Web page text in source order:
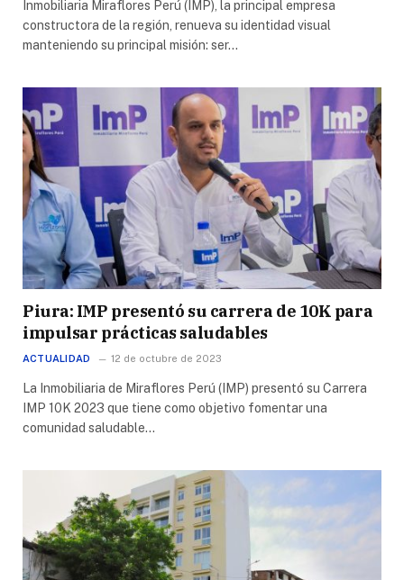
Inmobiliaria Miraflores Perú (IMP), la principal empresa
constructora de la región, renueva su identidad visual
manteniendo su principal misión: ser…
Piura: IMP presentó su carrera de 10K para
impulsar prácticas saludables
ACTUALIDAD 12 de octubre de 2023
La Inmobiliaria de Miraflores Perú (IMP) presentó su Carrera
IMP 10K 2023 que tiene como objetivo fomentar una
comunidad saludable…